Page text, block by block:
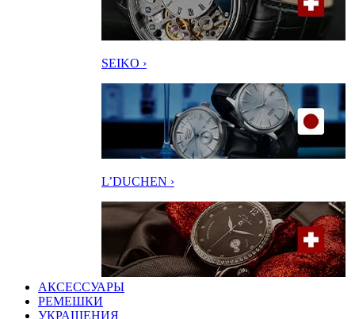
SEIKO ›
L’DUCHEN ›
АКСЕССУАРЫ
РЕМЕШКИ
УКРАШЕНИЯ